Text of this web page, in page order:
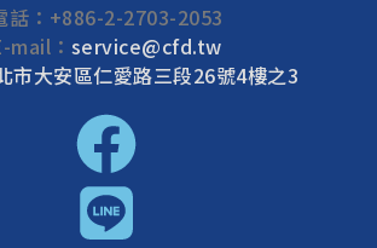
話： +886-2-2703-2053
mail： service@cfd.tw
市大安區仁愛路三段26號4樓之3